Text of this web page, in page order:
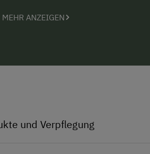
einer kommentierten
MEHR ANZEIGEN
und Verpflegung